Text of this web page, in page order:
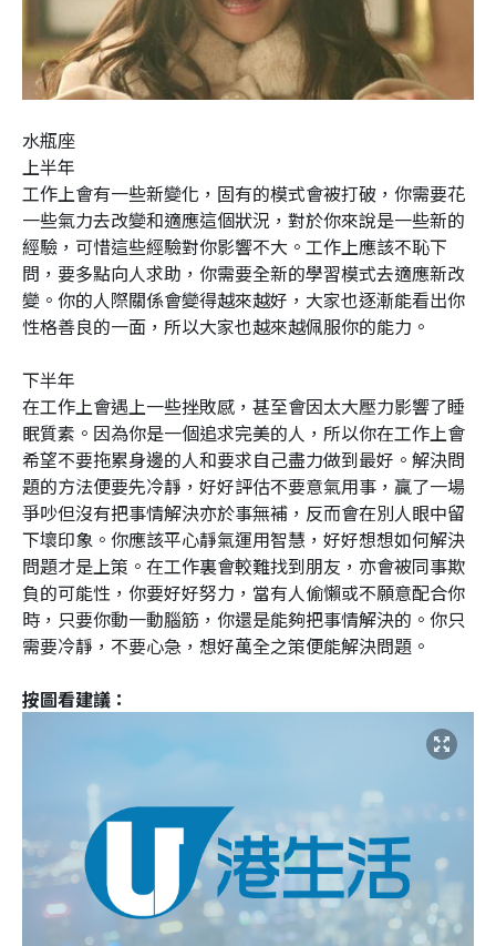
水瓶座
上半年
工作上會有一些新變化，固有的模式會被打破，你需要花
一些氣力去改變和適應這個狀況，對於你來說是一些新的
經驗，可惜這些經驗對你影響不大。工作上應該不恥下
問，要多點向人求助，你需要全新的學習模式去適應新改
變。你的人際關係會變得越來越好，大家也逐漸能看出你
性格善良的一面，所以大家也越來越佩服你的能力。
下半年
在工作上會遇上一些挫敗感，甚至會因太大壓力影響了睡
眠質素。因為你是一個追求完美的人，所以你在工作上會
希望不要拖累身邊的人和要求自己盡力做到最好。解決問
題的方法便要先冷靜，好好評估不要意氣用事，贏了一場
爭吵但沒有把事情解決亦於事無補，反而會在別人眼中留
下壞印象。你應該平心靜氣運用智慧，好好想想如何解決
問題才是上策。在工作裏會較難找到朋友，亦會被同事欺
負的可能性，你要好好努力，當有人偷懶或不願意配合你
時，只要你動一動腦筋，你還是能夠把事情解決的。你只
需要冷靜，不要心急，想好萬全之策便能解決問題。
按圖看建議：